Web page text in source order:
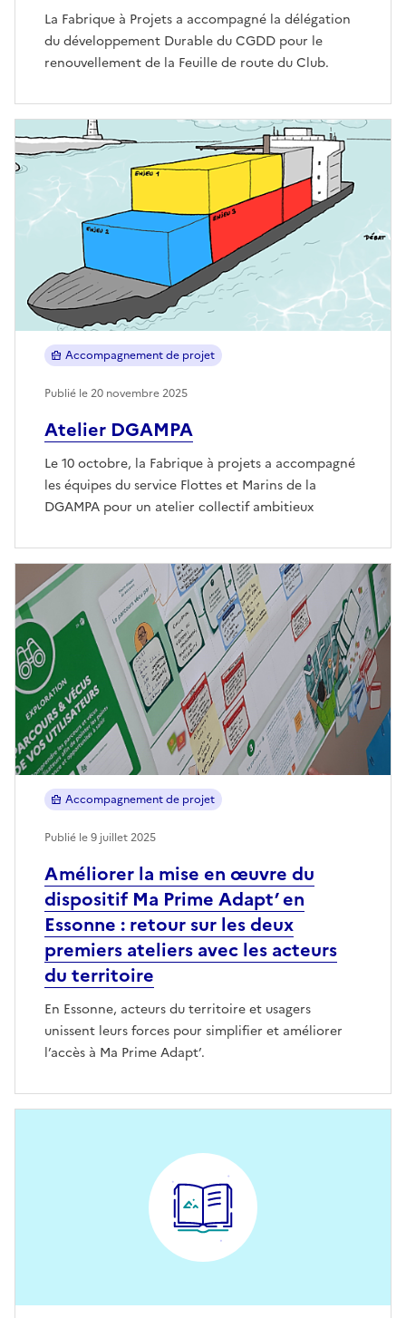
La Fabrique à Projets a accompagné la délégation
du développement Durable du CGDD pour le
renouvellement de la Feuille de route du Club.
Atelier DGAMPA
Le 10 octobre, la Fabrique à projets a accompagné
les équipes du service Flottes et Marins de la
DGAMPA pour un atelier collectif ambitieux
Accompagnement de projet
Publié le 20 novembre 2025
Améliorer la mise en œuvre du
dispositif Ma Prime Adapt’ en
Essonne : retour sur les deux
premiers ateliers avec les acteurs
du territoire
En Essonne, acteurs du territoire et usagers
unissent leurs forces pour simplifier et améliorer
l’accès à Ma Prime Adapt’.
Accompagnement de projet
Publié le 9 juillet 2025